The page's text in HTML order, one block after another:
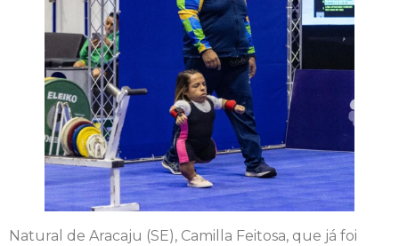
Natural de Aracaju (SE), Camilla Feitosa, que já foi